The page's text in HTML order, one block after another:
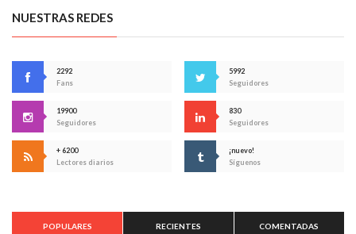
NUESTRAS REDES
2292
Fans
5992
Seguidores
19900
Seguidores
830
Seguidores
+ 6200
Lectores diarios
¡nuevo!
Síguenos
POPULARES RECIENTES COMENTADAS